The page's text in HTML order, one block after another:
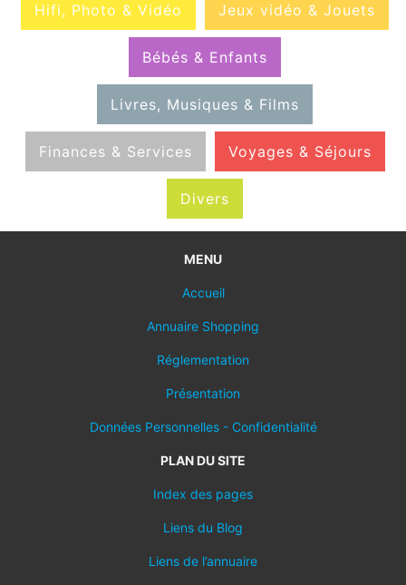
Hifi, Photo & Vidéo Jeux vidéo & Jouets
Bébés & Enfants
Livres, Musiques & Films
Finances & Services Voyages & Séjours
Divers
MENU
Accueil
Annuaire Shopping
Réglementation
Présentation
Données Personnelles - Confidentialité
PLAN DU SITE
Index des pages
Liens du Blog
Liens de l’annuaire